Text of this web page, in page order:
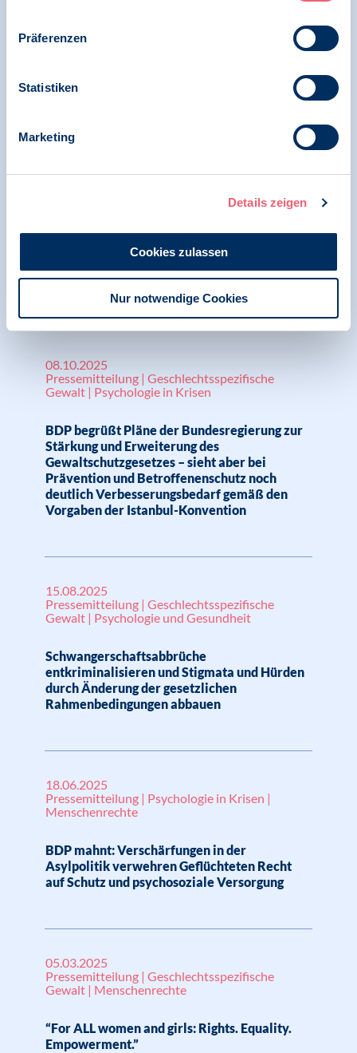
Präferenzen
Statistiken
Marketing
Details zeigen
Cookies zulassen
Nur notwendige Cookies
geschlechtsspezifischer und häuslicher
Prozessbegleitung
24.11.2025
Zum Schutz vor sexualisierter und
geschlechtsspezifischer Gewalt braucht es
eine deutliche Verbesserung des
Gewaltschutzgesetzes
08.10.2025
Pressemitteilung | Geschlechtsspezifische
Gewalt | Psychologie in Krisen
BDP begrüßt Pläne der Bundesregierung zur
Stärkung und Erweiterung des
Gewaltschutzgesetzes – sieht aber bei
Prävention und Betroffenenschutz noch
deutlich Verbesserungsbedarf gemäß den
Vorgaben der Istanbul-Konvention
15.08.2025
Pressemitteilung | Geschlechtsspezifische
Gewalt | Psychologie und Gesundheit
Schwangerschaftsabbrüche
entkriminalisieren und Stigmata und Hürden
durch Änderung der gesetzlichen
Rahmenbedingungen abbauen
18.06.2025
Pressemitteilung | Psychologie in Krisen |
Menschenrechte
BDP mahnt: Verschärfungen in der
Asylpolitik verwehren Geflüchteten Recht
auf Schutz und psychosoziale Versorgung
05.03.2025
Pressemitteilung | Geschlechtsspezifische
Gewalt | Menschenrechte
“For ALL women and girls: Rights. Equality.
Empowerment.”